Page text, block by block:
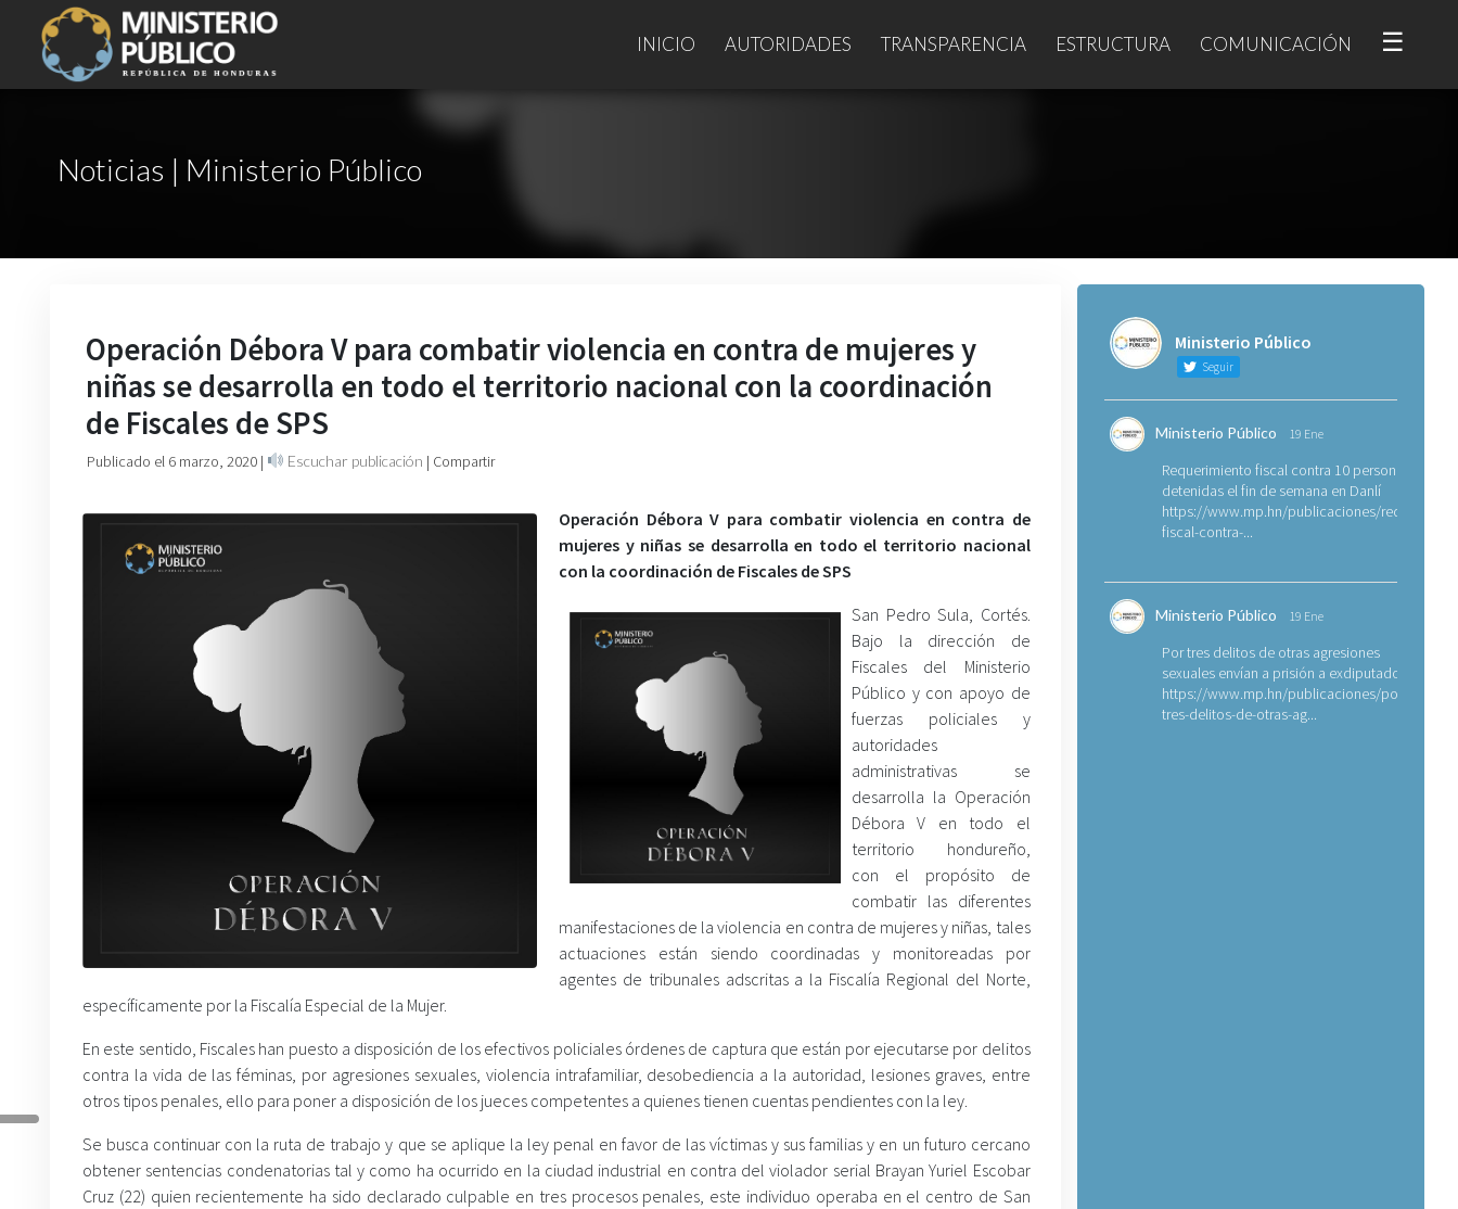
INICIO AUTORIDADES TRANSPARENCIA ESTRUCTURA COMUNICACIÓN ☰
Noticias | Ministerio Público
Operación Débora V para combatir violencia en contra de mujeres y
niñas se desarrolla en todo el territorio nacional con la coordinación
de Fiscales de SPS
Publicado el 6 marzo, 2020 | Escuchar publicación | Compartir
Operación Débora V para combatir violencia en contra de
mujeres y niñas se desarrolla en todo el territorio nacional
con la coordinación de Fiscales de SPS
San Pedro Sula, Cortés.
Bajo la dirección de
Fiscales del Ministerio
Público y con apoyo de
fuerzas policiales y
autoridades
administrativas se
desarrolla la Operación
Débora V en todo el
territorio hondureño,
con el propósito de
combatir las diferentes
manifestaciones de la violencia en contra de mujeres y niñas, tales
actuaciones están siendo coordinadas y monitoreadas por
agentes de tribunales adscritas a la Fiscalía Regional del Norte,
específicamente por la Fiscalía Especial de la Mujer.
En este sentido, Fiscales han puesto a disposición de los efectivos policiales órdenes de captura que están por ejecutarse por delitos
contra la vida de las féminas, por agresiones sexuales, violencia intrafamiliar, desobediencia a la autoridad, lesiones graves, entre
otros tipos penales, ello para poner a disposición de los jueces competentes a quienes tienen cuentas pendientes con la ley.
Se busca continuar con la ruta de trabajo y que se aplique la ley penal en favor de las víctimas y sus familias y en un futuro cercano
obtener sentencias condenatorias tal y como ha ocurrido en la ciudad industrial en contra del violador serial Brayan Yuriel Escobar
Cruz (22) quien recientemente ha sido declarado culpable en tres procesos penales, este individuo operaba en el centro de San
Ministerio Público
Seguir
Ministerio Público 19 Ene
Requerimiento fiscal contra 10 personas
detenidas el fin de semana en Danlí
https://www.mp.hn/publicaciones/
fiscal-contra-...
Ministerio Público 19 Ene
Por tres delitos de otras agresiones
sexuales envían a prisión a exdiputado
https://www.mp.hn/publicaciones/por-
tres-delitos-de-otras-ag...